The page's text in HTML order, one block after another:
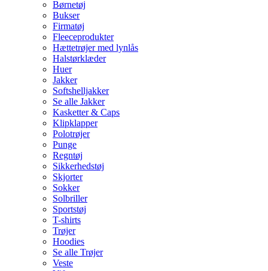
Børnetøj
Bukser
Firmatøj
Fleeceprodukter
Hættetrøjer med lynlås
Halstørklæder
Huer
Jakker
Softshelljakker
Se alle Jakker
Kasketter & Caps
Klipklapper
Polotrøjer
Punge
Regntøj
Sikkerhedstøj
Skjorter
Sokker
Solbriller
Sportstøj
T-shirts
Trøjer
Hoodies
Se alle Trøjer
Veste